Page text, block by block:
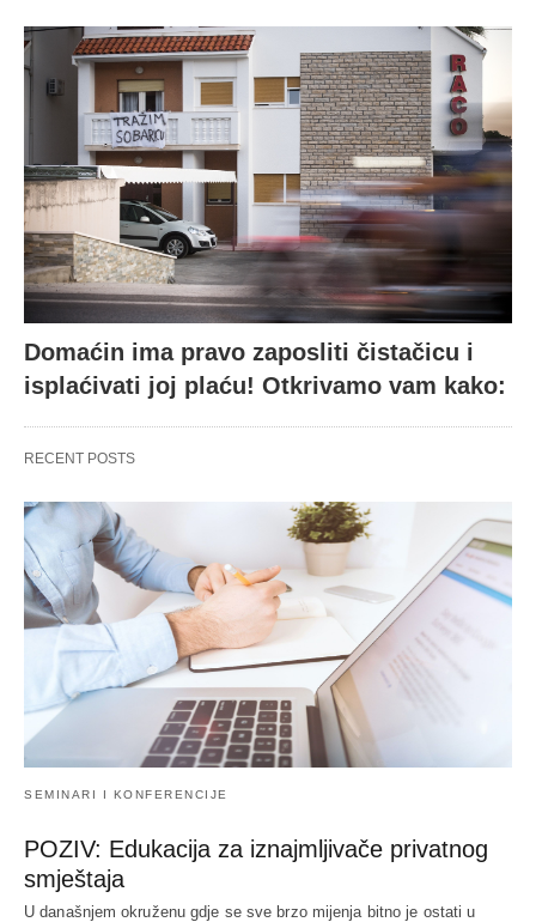
Domaćin ima pravo zaposliti čistačicu i
isplaćivati joj plaću! Otkrivamo vam kako:
RECENT POSTS
SEMINARI I KONFERENCIJE
POZIV: Edukacija za iznajmljivače privatnog
smještaja
U današnjem okruženu gdje se sve brzo mijenja bitno je ostati u